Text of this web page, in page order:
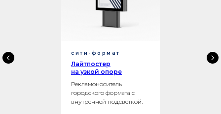
сити-формат
Лайтпостер
на узкой опоре
Рекламоноситель
городского формата с
внутренней подсветкой.